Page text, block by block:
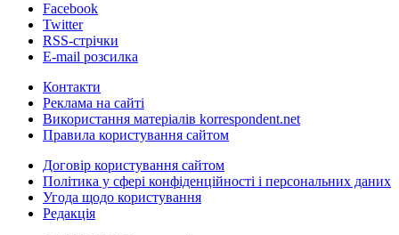
Facebook
Twitter
RSS-стрічки
E-mail розсилка
Контакти
Реклама на сайті
Використання матеріалів korrespondent.net
Правила користування сайтом
Договір користування сайтом
Політика у сфері конфіденційності і персональних даних
Угода щодо користування
Редакція